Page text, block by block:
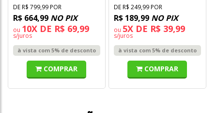
DE R$ 799,99 POR
R$ 664,99 NO PIX
ou 10X DE R$ 69,99
s/juros
à vista com 5% de desconto
COMPRAR
DE R$ 249,99 POR
R$ 189,99 NO PIX
ou 5X DE R$ 39,99
s/juros
à vista com 5% de desconto
COMPRAR